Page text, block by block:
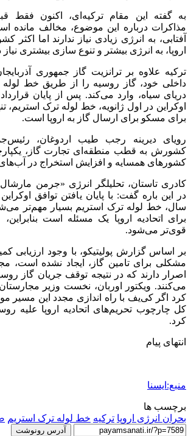
به گفته این مقام ترکیه‌ای، اکنون فقط
مذاکرات درباره این موضوع، مخالف مانده
آفتابی، به انرژی زیادی نیاز ندارند اما اکثر
اروپا، به انرژی بیشتر و تنوع سازی بیشتری نیاز
ترکیه علاوه بر ترانزیت گاز جمهوری
داخلی خود، گاز روسیه را از طریق خط لوله
دریای سیاه، وارد می‌کند. پس از پایان
اوکراین در اول ژانویه، خط لوله ترک استریم،
برای مسکو برای ارسال گاز به اروپا است.
رویای دیرینه‌ رجب طیب اردوغان،
کشورش به قطب منطقه‌ای تجارت گاز،
کشورهای همسایه و افزایش استخراج در
کادری تاستان، تحلیلگر انرژی «جرمن
در این باره گفت: با پایان یافتن توافق
سال، خط لوله ترک ‌استریم بسیار مهم‌تر
برای اتحادیه اروپا یک مسئله است
قوی‌تر می‌شود.
بر اساس گزارش پولیتیکو، با وجود ارزیابی
مشکلی برای تامین گاز، ایجاد نشده است،
اصرار دارند که در نتیجه توقف جریان گاز
می‌کنند. ویکتور اوربان، نخست وزیر
کرد اگر کی‌یف با راه اندازی مجدد این مسیر
کل چارچوب تحریم‌های اتحادیه اروپا علیه
کرد.
انتهای پیام
منبع:ایسنا
برچسب ها
بحران انرژی اروپا تركيه خط لوله ترک استریم
آدرس رونوشت